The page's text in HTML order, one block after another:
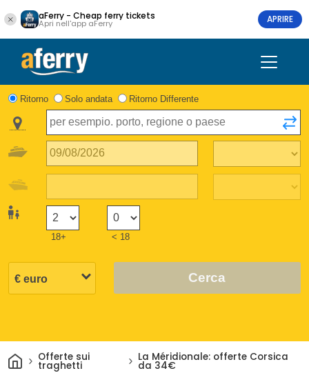
aFerry - Cheap ferry tickets
Apri nell'app aFerry APRIRE
Ritorno Solo andata Ritorno Differente
18+ < 18
Cerca
CasaOfferte sui
traghetti
La Méridionale: offerte Corsica
da 34€